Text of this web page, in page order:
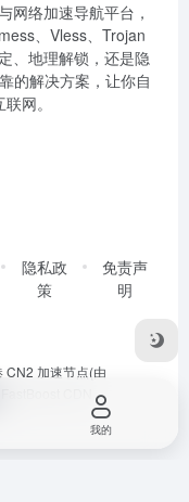
网络加速导航平台，
、Vless、Trojan
、地理解锁，还是隐
的解决方案，让你自
网。
隐私政
策
免责声
明
CN2 加速节点(由
我的